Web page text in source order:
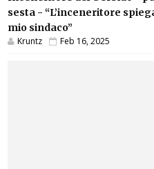
sesta - “L’inceneritore
mio sindaco”
Kruntz Feb 16, 2025